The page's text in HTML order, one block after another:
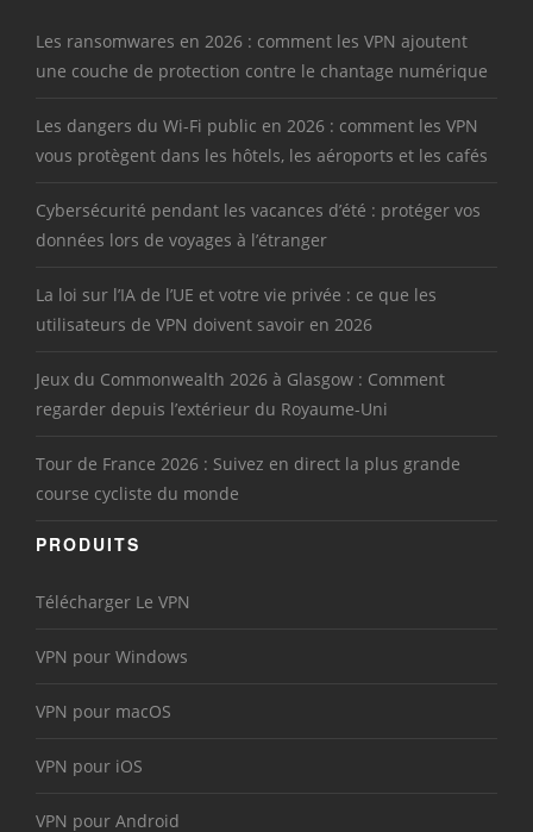
Les ransomwares en 2026 : comment les VPN ajoutent
une couche de protection contre le chantage numérique
Les dangers du Wi-Fi public en 2026 : comment les VPN
vous protègent dans les hôtels, les aéroports et les cafés
Cybersécurité pendant les vacances d’été : protéger vos
données lors de voyages à l’étranger
La loi sur l’IA de l’UE et votre vie privée : ce que les
utilisateurs de VPN doivent savoir en 2026
Jeux du Commonwealth 2026 à Glasgow : Comment
regarder depuis l’extérieur du Royaume-Uni
Tour de France 2026 : Suivez en direct la plus grande
course cycliste du monde
PRODUITS
Télécharger Le VPN
VPN pour Windows
VPN pour macOS
VPN pour iOS
VPN pour Android